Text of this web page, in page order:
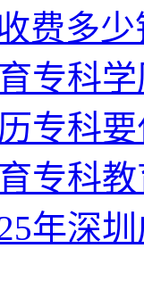
费多少
专科
专科
专科
年深